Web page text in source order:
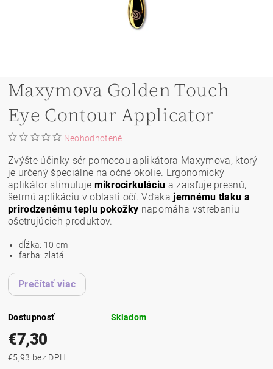
Maxymova Golden Touch
Eye Contour Applicator
Neohodnotené
Zvýšte účinky sér pomocou aplikátora Maxymova, ktorý
je určený špeciálne na očné okolie. Ergonomický
aplikátor stimuluje mikrocirkuláciu a zaisťuje presnú,
šetrnú aplikáciu v oblasti očí. Vďakajemnému tlaku a
prirodzenému teplu pokožky napomáha vstrebaniu
ošetrujúcich produktov.
dĺžka: 10 cm
farba: zlatá
Prečítať viac
Dostupnosť Skladom
€7,30
€5,93 bez DPH